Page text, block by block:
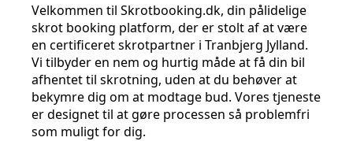
Velkommen til Skrotbooking.dk, din pålidelige
skrot booking platform, der er stolt af at være
en certificeret skrotpartner i Tranbjerg Jylland.
Vi tilbyder en nem og hurtig måde at få din bil
afhentet til skrotning, uden at du behøver at
bekymre dig om at modtage bud. Vores tjeneste
er designet til at gøre processen så problemfri
som muligt for dig.